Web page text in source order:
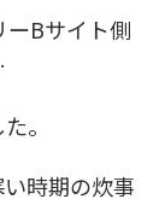
ーBサイト側
。
時期の炊事